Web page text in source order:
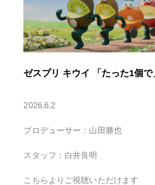
ゼスプリ キウイ 「たった1個で
2026.6.2
プロデューサー：山田勝也
スタッフ：白井良明
こちらよりご視聴いただけます